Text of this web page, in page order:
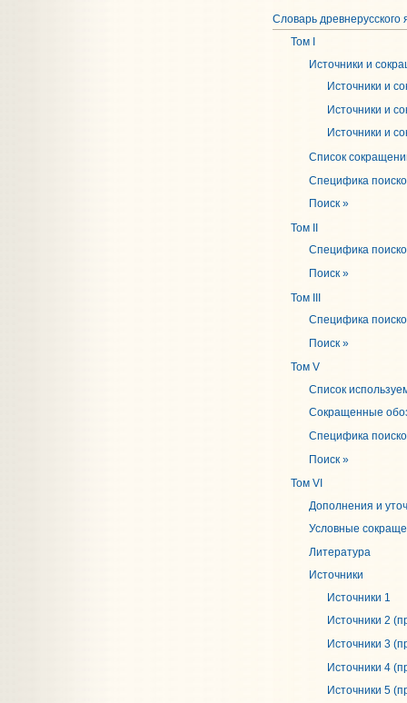
Словарь
Том I
Источники и
Источники и
Источники и
Источники и
Список
Специфика
Поиск »
Том II
Специфика
Поиск »
Том III
Специфика
Поиск »
Том V
Список
Сокращенные
Специфика
Поиск »
Том VI
Дополнения и
Условные
Литература
Источники
Источники 1
Источники 2
Источники 3
Источники 4
Источники 5